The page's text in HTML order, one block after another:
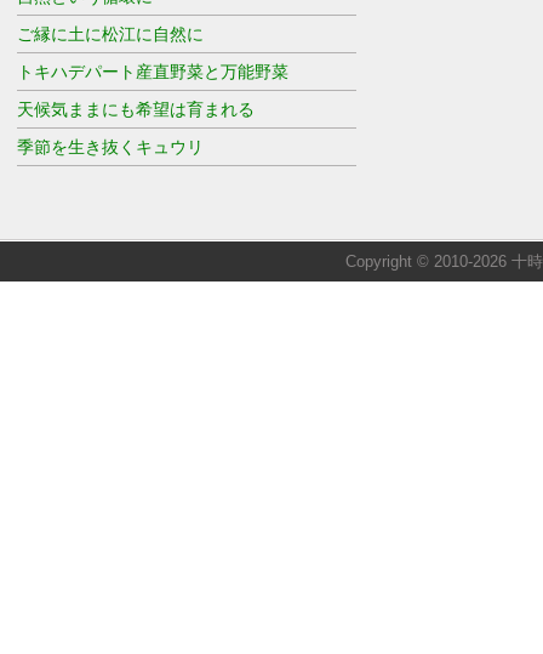
ご縁に土に松江に自然に
トキハデパート産直野菜と万能野菜
天候気ままにも希望は育まれる
季節を生き抜くキュウリ
Copyright © 2010-2026 十